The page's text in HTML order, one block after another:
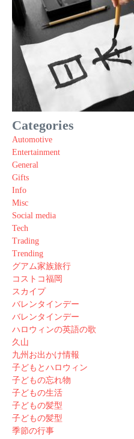
Categories
Automotive
Entertainment
General
Gifts
Info
Misc
Social media
Tech
Trading
Trending
グアム家族旅行
コストコ福岡
スカイプ
バレンタインデー
バレンタインデー
ハロウィンの英語の歌
久山
九州お出かけ情報
子どもとハロウィン
子どもの忘れ物
子どもの生活
子どもの髪型
子どもの髪型
季節の行事